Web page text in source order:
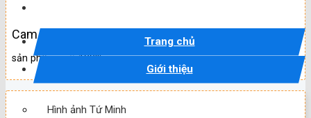
Trang chủ
Giới thiệu
Hình ảnh Tứ Minh
Cam kết
sản phẩm mới 100%